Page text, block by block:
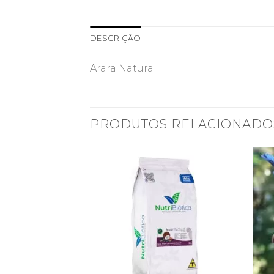
DESCRIÇÃO
Arara Natural
PRODUTOS